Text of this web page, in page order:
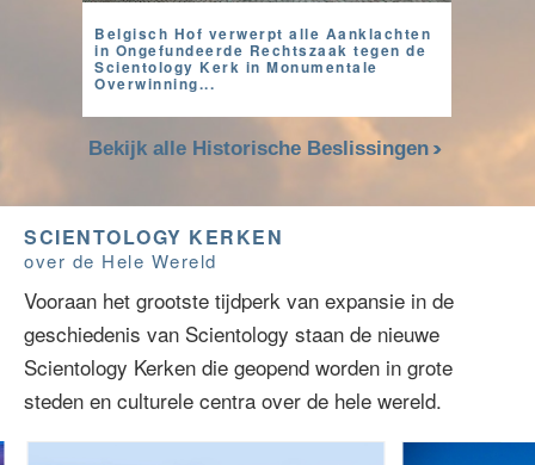
Belgisch Hof verwerpt alle Aanklachten
in Ongefundeerde Rechtszaak tegen de
Scientology Kerk in Monumentale
Overwinning...
Bekijk alle Historische Beslissingen
SCIENTOLOGY KERKEN
over de Hele Wereld
Vooraan het grootste tijdperk van expansie in de
geschiedenis van Scientology staan de nieuwe
Scientology Kerken die geopend worden in grote
steden en culturele centra over de hele wereld.